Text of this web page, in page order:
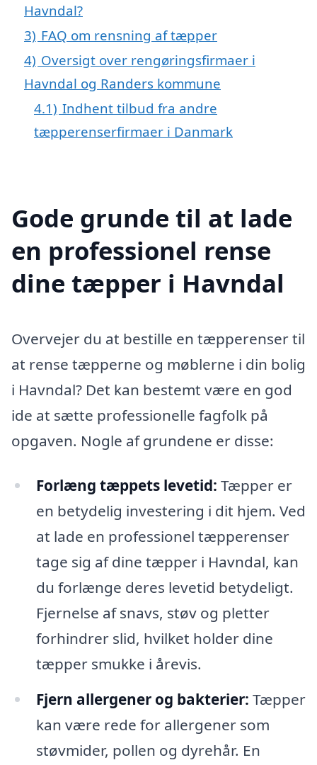
Havndal?
3) FAQ om rensning af tæpper
4) Oversigt over rengøringsfirmaer i
Havndal og Randers kommune
4.1) Indhent tilbud fra andre
tæpperenserfirmaer i Danmark
Gode grunde til at lade
en professionel rense
dine tæpper i Havndal
Overvejer du at bestille en tæpperenser til
at rense tæpperne og møblerne i din bolig
i Havndal? Det kan bestemt være en god
ide at sætte professionelle fagfolk på
opgaven. Nogle af grundene er disse:
Forlæng tæppets levetid: Tæpper er
en betydelig investering i dit hjem. Ved
at lade en professionel tæpperenser
tage sig af dine tæpper i Havndal, kan
du forlænge deres levetid betydeligt.
Fjernelse af snavs, støv og pletter
forhindrer slid, hvilket holder dine
tæpper smukke i årevis.
Fjern allergener og bakterier: Tæpper
kan være rede for allergener som
støvmider, pollen og dyrehår. En